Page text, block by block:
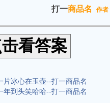
打一商品名 作者
片冰心在玉壶--打一商品名
年到头笑哈哈--打一商品名